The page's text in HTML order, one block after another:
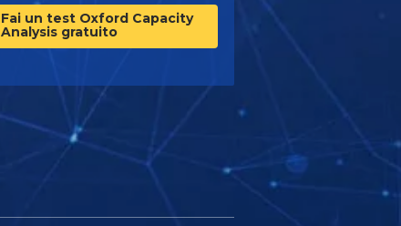
Fai un test Oxford Capacity
Analysis gratuito